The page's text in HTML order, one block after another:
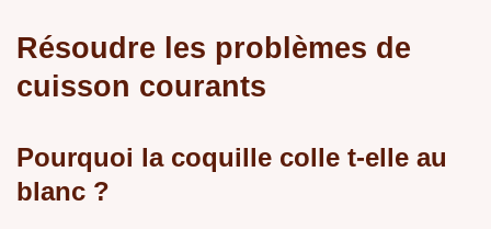
Résoudre les problèmes de
cuisson courants
Pourquoi la coquille colle t-elle au
blanc ?